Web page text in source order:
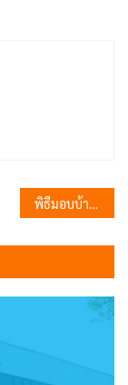
พิธีมอบบ้านโครงการสร้างที่อยู่อาศัยให้แก่ผู้พิการ ผู้ยากไร้ ผู้ด้อยโอกาสในพื้นที่จังหวัดลพบุรี